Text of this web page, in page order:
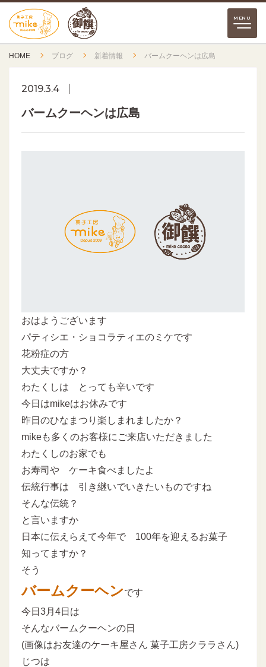
HOME ブログ 新着情報 バームクーヘンは広島
2019.3.4
バームクーヘンは広島
おはようございます
パティシエ・ショコラティエのミケです
花粉症の方
大丈夫ですか？
わたくしは とっても辛いです
今日はmikeはお休みです
昨日のひなまつり楽しまれましたか？
mikeも多くのお客様にご来店いただきました
わたくしのお家でも
お寿司や ケーキ食べましたよ
伝統行事は 引き継いでいきたいものですね
そんな伝統？
と言いますか
日本に伝えらえて今年で 100年を迎えるお菓子
知ってますか？
そう
バームクーヘンです
今日3月4日は
そんなバームクーヘンの日
(画像はお友達のケーキ屋さん 菓子工房クララさん)
じつは